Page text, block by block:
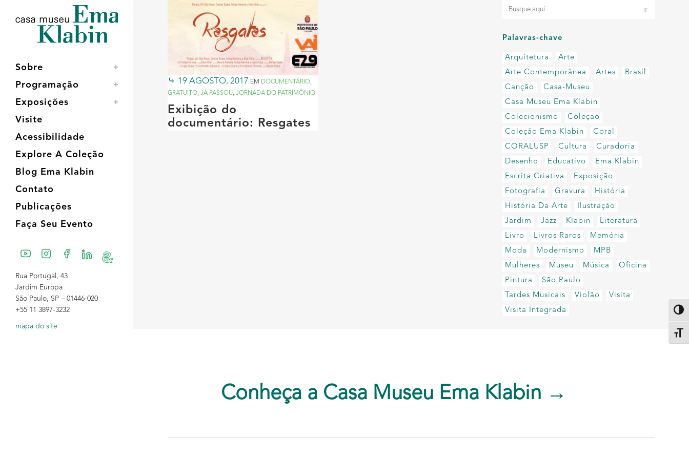
conteúdo
navegação
Sobre
Programação
Exposições
Visite
Acessibilidade
Explore A Coleção
Blog Ema Klabin
Contato
Publicações
Faça Seu Evento
Rua Portugal, 43
Jardim Europa
São Paulo, SP – 01446-020
+55 11 3897-3232
mapa do site
19 AGOSTO, 2017 EM DOCUMENTÁRIO,
GRATUITO, JÁ PASSOU, JORNADA DO PATRIMÔNIO
Exibição do
documentário: Resgates
Palavras-chave
Arquitetura
Arte
Arte Contemporânea
Artes
Brasil
Canção
Casa-Museu
Casa Museu Ema Klabin
Colecionismo
Coleção
Coleção Ema Klabin
Coral
CORALUSP
Cultura
Curadoria
Desenho
Educativo
Ema Klabin
Escrita Criativa
Exposição
Fotografia
Gravura
História
História Da Arte
Ilustração
Jardim
Jazz Klabin
Literatura
Livro
Livros Raros
Memória
Moda
Modernismo
MPB
Mulheres
Museu Música
Oficina
Pintura
São Paulo
Tardes Musicais
Violão
Visita
Visita Integrada
Conheça a Casa Museu Ema Klabin →